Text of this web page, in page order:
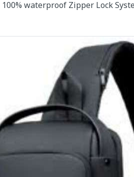
waterproof Zipper Lock